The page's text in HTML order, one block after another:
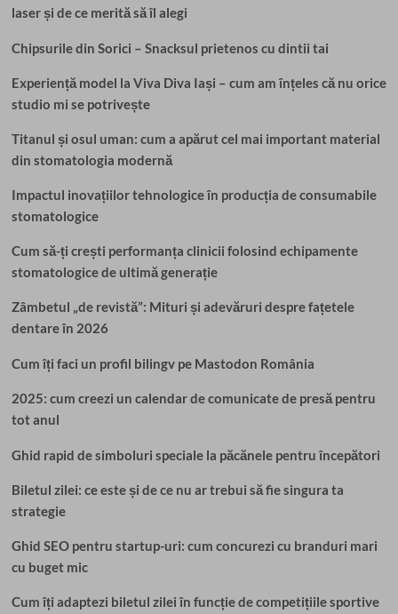
laser și de ce merită să îl alegi
Chipsurile din Sorici – Snacksul prietenos cu dintii tai
Experiență model la Viva Diva Iași – cum am înțeles că nu orice
studio mi se potrivește
Titanul și osul uman: cum a apărut cel mai important material
din stomatologia modernă
Impactul inovațiilor tehnologice în producția de consumabile
stomatologice
Cum să-ți crești performanța clinicii folosind echipamente
stomatologice de ultimă generație
Zâmbetul „de revistă”: Mituri și adevăruri despre fațetele
dentare în 2026
Cum îți faci un profil bilingv pe Mastodon România
2025: cum creezi un calendar de comunicate de presă pentru
tot anul
Ghid rapid de simboluri speciale la păcănele pentru începători
Biletul zilei: ce este și de ce nu ar trebui să fie singura ta
strategie
Ghid SEO pentru startup-uri: cum concurezi cu branduri mari
cu buget mic
Cum îți adaptezi biletul zilei în funcție de competițiile sportive